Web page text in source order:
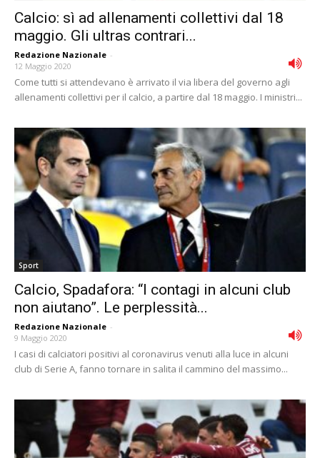
Calcio: sì ad allenamenti collettivi dal 18
maggio. Gli ultras contrari...
Redazione Nazionale -
12 Maggio 2020
Come tutti si attendevano è arrivato il via libera del governo agli
allenamenti collettivi per il calcio, a partire dal 18 maggio. I ministri...
Sport
Calcio, Spadafora: “I contagi in alcuni club
non aiutano”. Le perplessità...
Redazione Nazionale -
9 Maggio 2020
I casi di calciatori positivi al coronavirus venuti alla luce in alcuni
club di Serie A, fanno tornare in salita il cammino del massimo...